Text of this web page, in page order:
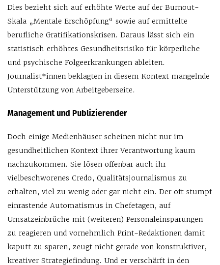
Dies bezieht sich auf erhöhte Werte auf der Burnout-
Skala „Mentale Erschöpfung“ sowie auf ermittelte
berufliche Gratifikationskrisen. Daraus lässt sich ein
statistisch erhöhtes Gesundheitsrisiko für körperliche
und psychische Folgeerkrankungen ableiten.
Journalist*innen beklagten in diesem Kontext mangelnde
Unterstützung von Arbeitgeberseite.
Management und Publizierender
Doch einige Medienhäuser scheinen nicht nur im
gesundheitlichen Kontext ihrer Verantwortung kaum
nachzukommen. Sie lösen offenbar auch ihr
vielbeschworenes Credo, Qualitätsjournalismus zu
erhalten, viel zu wenig oder gar nicht ein. Der oft stumpf
einrastende Automatismus in Chefetagen, auf
Umsatzeinbrüche mit (weiteren) Personaleinsparungen
zu reagieren und vornehmlich Print-Redaktionen damit
kaputt zu sparen, zeugt nicht gerade von konstruktiver,
kreativer Strategiefindung. Und er verschärft in den